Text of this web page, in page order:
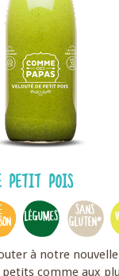
PETIT POIS
LÉGUMES
SANS
GLUTEN*
à notre
comme aux